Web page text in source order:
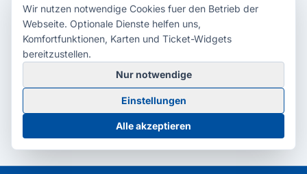
© 2026 Radio Potsdam. Webseite entwickelt durch dieMedienagentur
Babelsberg
BarrierefreiheitserklärungAGBDatenschutzImpressum
Cookie-Einstellungen
Wir nutzen notwendige Cookies fuer den Betrieb der
Webseite. Optionale Dienste helfen uns,
Komfortfunktionen, Karten und Ticket-Widgets
bereitzustellen.
Nur notwendige
Einstellungen
Alle akzeptieren